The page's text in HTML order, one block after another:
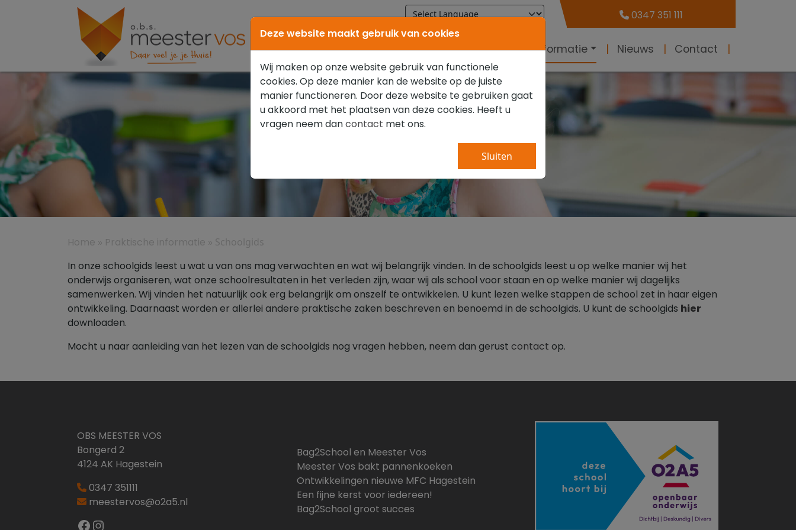
0347 351 111
Home Onze school Praktische informatie Nieuws Contact
Schoolgids
Home » Praktische informatie » Schoolgids
In onze schoolgids leest u wat u van ons mag verwachten en wat wij belangrijk vinden. In de schoolgids leest u op welke manier wij het
onderwijs organiseren, wat onze schoolresultaten in het verleden zijn, waar wij als school voor staan en op welke manier wij dagelijks
samenwerken. Wij vinden het natuurlijk ook erg belangrijk om onszelf te ontwikkelen. U kunt lezen welke stappen de school zet in haar eigen
ontwikkeling. Daarnaast worden er allerlei andere praktische zaken beschreven en benoemd in de schoolgids. U kunt de schoolgids hier
downloaden.
Mocht u naar aanleiding van het lezen van de schoolgids nog vragen hebben, neem dan gerust contact op.
OBS MEESTER VOS
Bongerd 2
4124 AK Hagestein
0347 351111
meestervos@o2a5.nl
Facebook Instagram
Bag2School en Meester Vos
Meester Vos bakt pannenkoeken
Ontwikkelingen nieuwe MFC Hagestein
Een fijne kerst voor iedereen!
Bag2School groot succes
Deze website maakt gebruik van cookies
Wij maken op onze website gebruik van functionele
cookies. Op deze manier kan de website op de juiste
manier functioneren. Door deze website te gebruiken gaat
u akkoord met het plaatsen van deze cookies. Heeft u
vragen neem dancontact met ons.
Sluiten